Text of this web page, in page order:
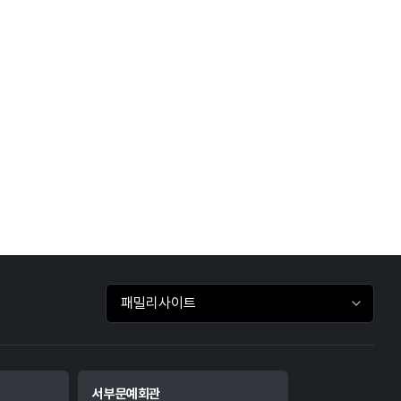
패밀리사이트 바로가기
서부문예회관